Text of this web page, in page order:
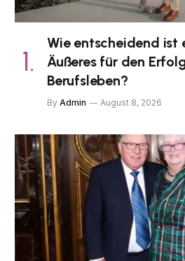
Wie entscheidend ist
Äußeres für den
Berufsleben?
By Admin August 8, 2026